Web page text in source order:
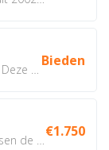
Bieden
€1.750